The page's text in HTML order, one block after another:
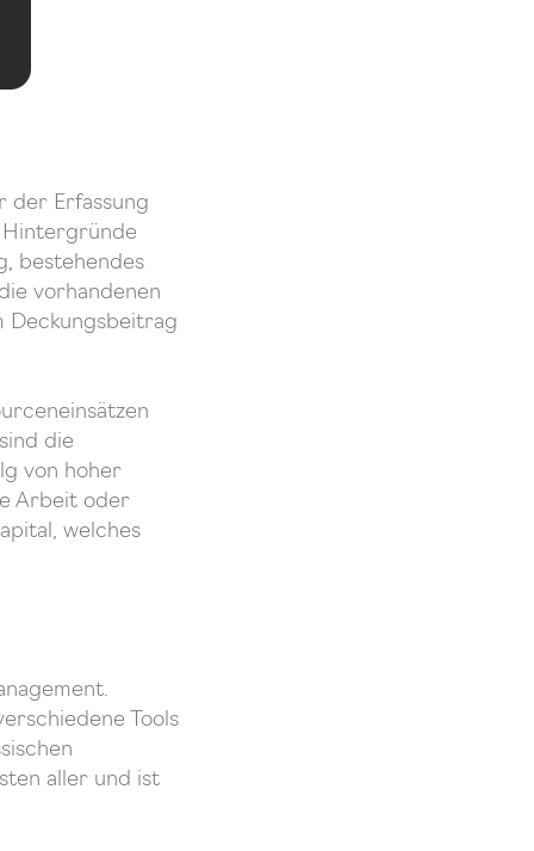
der Erfassung
Hintergründe
bestehendes
vorhandenen
Deckungsbeitrag
die
von hoher
Arbeit oder
welches
Tools
aller und ist